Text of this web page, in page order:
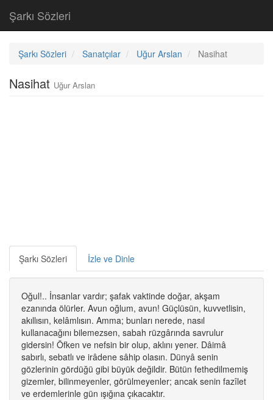
Şarkı Sözleri
Şarkı Sözleri Sanatçılar Uğur Arslan Nasihat
Nasihat Uğur Arslan
Şarkı Sözleri İzle ve Dinle
Oğul!.. İnsanlar vardır; şafak vaktinde doğar, akşam
ezanında ölürler. Avun oğlum, avun! Güçlüsün, kuvvetlisin,
akıllısın, kelâmlısın. Amma; bunları nerede, nasıl
kullanacağını bilemezsen, sabah rüzgârında savrulur
gidersin! Öfken ve nefsin bir olup, aklını yener. Dâimâ
sabırlı, sebatlı ve irâdene sâhip olasın. Dünyâ senin
gözlerinin gördüğü gibi büyük değildir. Bütün fethedilmemiş
gizemler, bilinmeyenler, görülmeyenler; ancak senin fazîlet
ve erdemlerinle gün ışığına çıkacaktır.